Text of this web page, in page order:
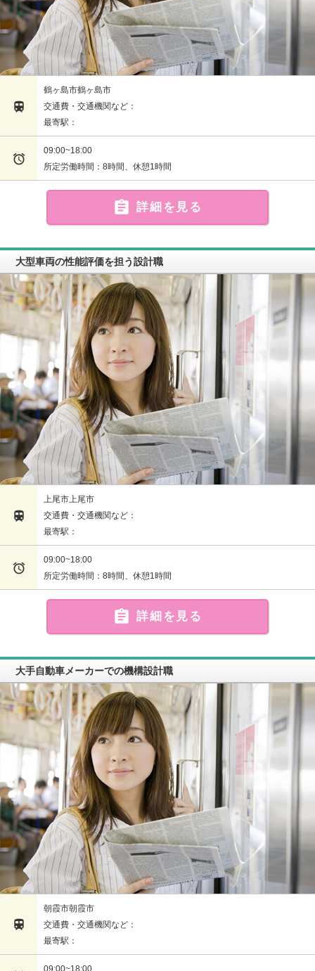

鶴ヶ島市鶴ヶ島市
交通費・交通機関など：
最寄駅：

09:00~18:00
所定労働時間：8時間、休憩1時間
 詳細を見る
大型車両の性能評価を担う設計職

上尾市上尾市
交通費・交通機関など：
最寄駅：

09:00~18:00
所定労働時間：8時間、休憩1時間
 詳細を見る
大手自動車メーカーでの機構設計職

朝霞市朝霞市
交通費・交通機関など：
最寄駅：
09:00~18:00